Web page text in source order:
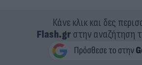
Κάνε κλικ και δες
Flash.grστην αναζήτηση